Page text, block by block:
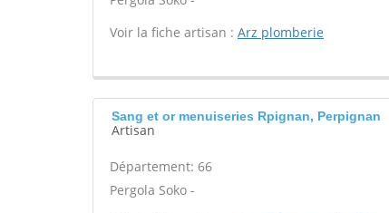
Voir la fiche artisan : Arz plomberie
Sang et or menuiseries Rpignan, Perpignan
Artisan
Département: 66
Pergola Soko -